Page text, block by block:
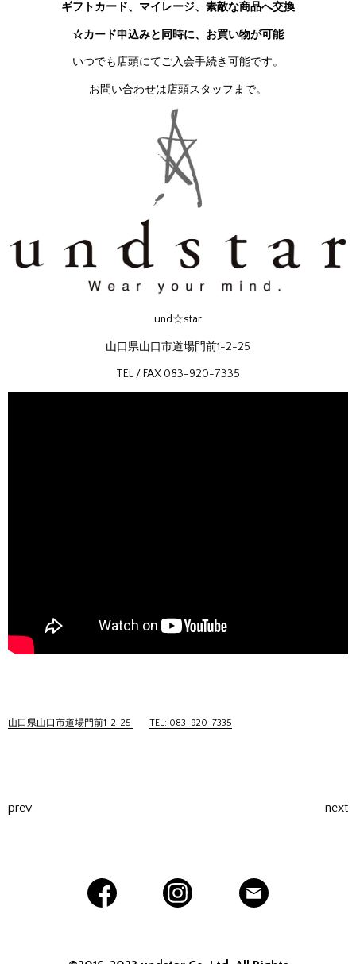
ギフトカード、マイレージ、素敵な商品へ交換
☆カード申込みと同時に、お買い物が可能
いつでも店頭にてご入会手続き可能です。
お問い合わせは店頭スタッフまで。
und☆star
山口県山口市道場門前1-2-25
TEL / FAX 083-920-7335
山口県山口市道場門前1-2-25 TEL: 083-920-7335
prev next